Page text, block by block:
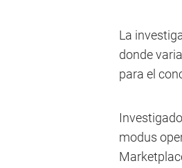
La
donde
para el
modus